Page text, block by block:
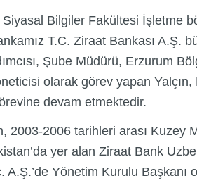
Bilgiler Fakültesi İşletme
T.C. Ziraat Bankası A.Ş.
Şube Müdürü, Erzurum
olarak görev yapan
devam etmektedir.
2003-2006 tarihleri arası Kuzey
yer alan Ziraat Bank
A.Ş.’de Yönetim Kurulu